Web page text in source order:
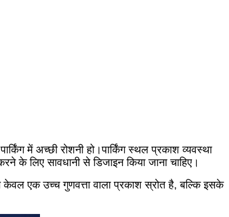
में अच्छी रोशनी हो।पार्किंग स्थल प्रकाश व्यवस्था
के लिए सावधानी से डिजाइन किया जाना चाहिए।
केवल एक उच्च गुणवत्ता वाला प्रकाश स्रोत है, बल्कि इसके